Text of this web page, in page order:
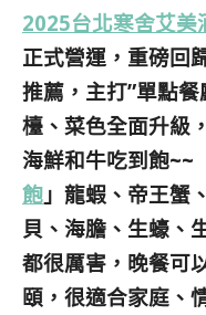
2025台北寒舍艾美
正式營運，重磅回
推薦，主打”單點餐
檯、菜色全面升級
海鮮和牛吃到飽~~
飽 」龍蝦、帝王蟹
貝、海膽、生蠔、
都很厲害， 晚餐可
頤， 很適合家庭、